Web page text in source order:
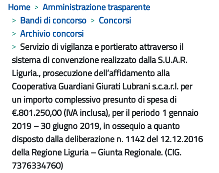
Home
Amministrazione trasparente
Bandi di concorso
Concorsi
Archivio concorsi
Servizio di vigilanza e portierato attraverso il
sistema di convenzione realizzato dalla S.U.A.R.
Liguria., prosecuzione dell’affidamento alla
Cooperativa Guardiani Giurati Lubrani s.c.a.r.l. per
un importo complessivo presunto di spesa di
€.801.250,00 (IVA inclusa), per il periodo 1 gennaio
2019 – 30 giugno 2019, in ossequio a quanto
disposto dalla deliberazione n. 1142 del 12.12.2016
della Regione Liguria – Giunta Regionale. (CIG.
7376334760)